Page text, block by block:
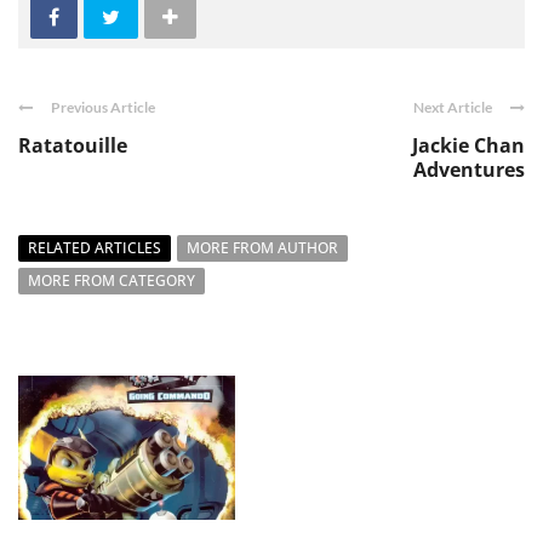
Previous Article
Ratatouille
Next Article
Jackie Chan
Adventures
RELATED ARTICLES
MORE FROM AUTHOR
MORE FROM CATEGORY